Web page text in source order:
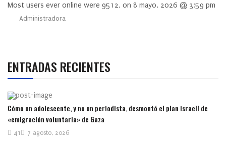
Most users ever online were 9512, on 8 mayo, 2026 @ 3:59 pm
Administradora
ENTRADAS RECIENTES
Cómo un adolescente, y no un periodista, desmontó el plan israelí de
«emigración voluntaria» de Gaza
7 agosto, 2026
41